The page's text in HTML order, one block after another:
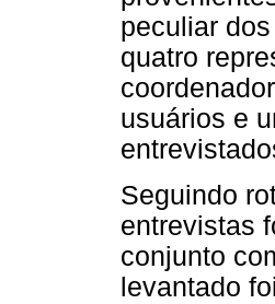
peculiar
quatro
usuários e
Seguindo
entrevistas
conjunto
levantado